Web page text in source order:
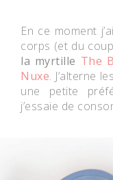
En ce moment
corps (et du
la myrtille The
Nuxe. J’alterne
une petite
j’essaie de